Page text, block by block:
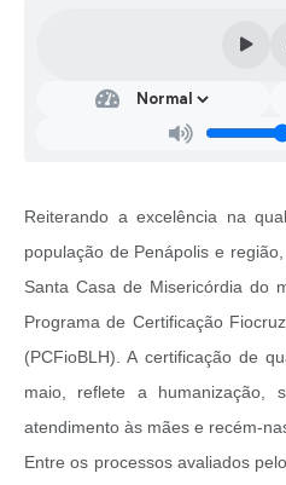
Reiterando a excelência na
população de Penápolis e
Santa Casa de Misericórdia do
Programa de Certificação
(PCFioBLH). A certificação de
maio, reflete a humanização,
atendimento às mães e recém-
Entre os processos avaliados